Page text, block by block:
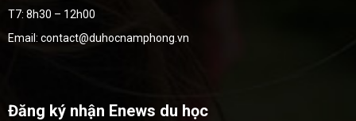
T7: 8h30 – 12h00
Email: contact@duhocnamphong.vn
Đăng ký nhận Enews du học